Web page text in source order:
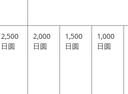
2,500
日圆
2,000
日圆
1,500
日圆
1,000
日圆